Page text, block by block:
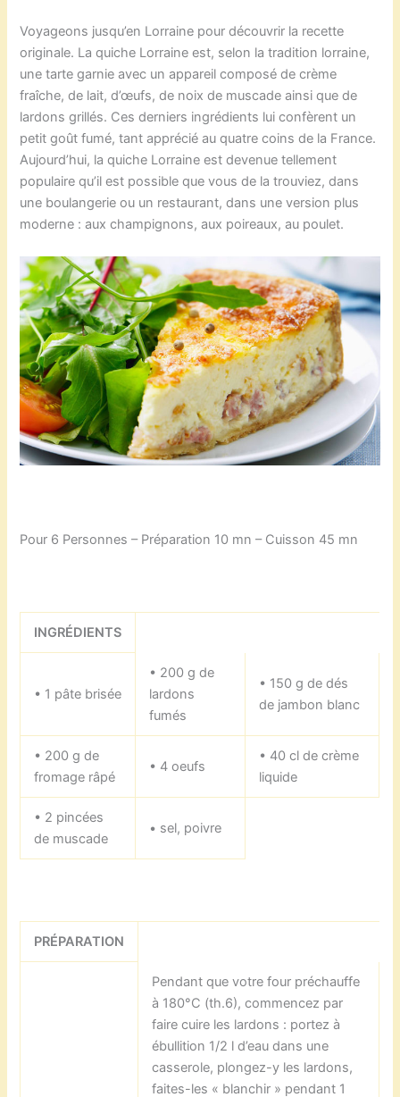
Voyageons jusqu’en Lorraine pour découvrir la recette
originale. La quiche Lorraine est, selon la tradition lorraine,
une tarte garnie avec un appareil composé de crème
fraîche, de lait, d’œufs, de noix de muscade ainsi que de
lardons grillés. Ces derniers ingrédients lui confèrent un
petit goût fumé, tant apprécié au quatre coins de la France.
Aujourd’hui, la quiche Lorraine est devenue tellement
populaire qu’il est possible que vous de la trouviez, dans
une boulangerie ou un restaurant, dans une version plus
moderne : aux champignons, aux poireaux, au poulet.
Pour 6 Personnes – Préparation 10 mn – Cuisson 45 mn
INGRÉDIENTS
• 1 pâte brisée
• 200 g de
lardons
fumés
• 150 g de dés
de jambon blanc
• 200 g de
fromage râpé
• 4 oeufs
• 40 cl de crème
liquide
• 2 pincées
de muscade
• sel, poivre
PRÉPARATION
Pendant que votre four préchauffe
à 180°C (th.6), commencez par
faire cuire les lardons : portez à
ébullition 1/2 l d’eau dans une
casserole, plongez-y les lardons,
faites-les « blanchir » pendant 1